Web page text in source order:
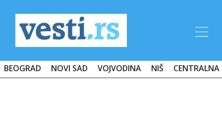
BEOGRAD NOVI SAD VOJVODINA NIŠ CENTRALNA